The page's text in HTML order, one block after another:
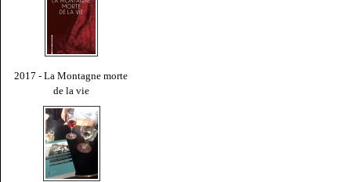
2017 - La Montagne morte
de la vie